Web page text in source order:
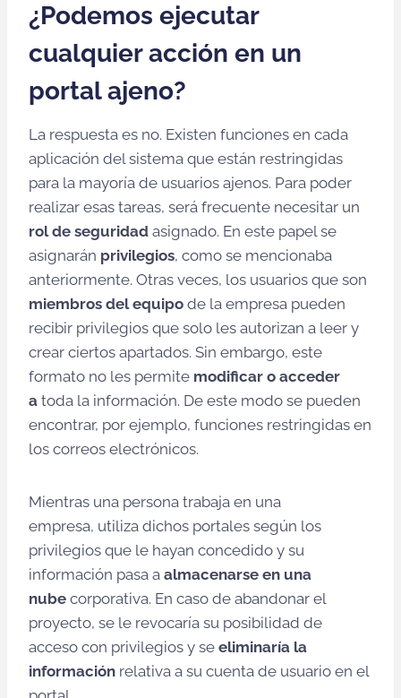
¿Podemos ejecutar
cualquier acción en un
portal ajeno?
La respuesta es no. Existen funciones en cada
aplicación del sistema que están restringidas
para la mayoría de usuarios ajenos. Para poder
realizar esas tareas, será frecuente necesitar un
rol de seguridad asignado. En este papel se
asignarán privilegios, como se mencionaba
anteriormente. Otras veces, los usuarios que son
miembros del equipo de la empresa pueden
recibir privilegios que solo les autorizan a leer y
crear ciertos apartados. Sin embargo, este
formato no les permite modificar o acceder
a toda la información. De este modo se pueden
encontrar, por ejemplo, funciones restringidas en
los correos electrónicos.
Mientras una persona trabaja en una
empresa, utiliza dichos portales según los
privilegios que le hayan concedido y su
información pasa a almacenarse en una
nube corporativa. En caso de abandonar el
proyecto, se le revocaría su posibilidad de
acceso con privilegios y se eliminaría la
información relativa a su cuenta de usuario en el